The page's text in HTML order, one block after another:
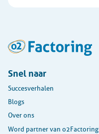
Snel naar
Succesverhalen
Blogs
Over ons
Word partner van o2Factoring